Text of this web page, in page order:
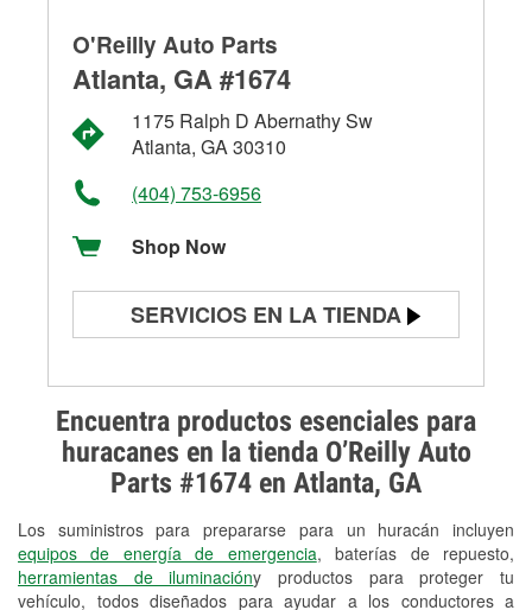
Encuentra productos esenciales para
huracanes en la tienda O’Reilly Auto
Parts #1674 en Atlanta, GA
Los suministros para prepararse para un huracán incluyen
equipos de energía de emergencia, baterías de repuesto,
herramientas de iluminacióny productos para proteger tu
vehículo, todos diseñados para ayudar a los conductores a
O'Reilly Auto Parts
Atlanta, GA #1674
1175 Ralph D Abernathy Sw
Atlanta, GA 30310
(404) 753-6956
Shop Now
SERVICIOS EN LA TIENDA
Prueba de alternadores y
arrancadores
Revisión de la luz "Check Engine"
Reciclaje de baterías y aceite
Instalación de bombillas de faros